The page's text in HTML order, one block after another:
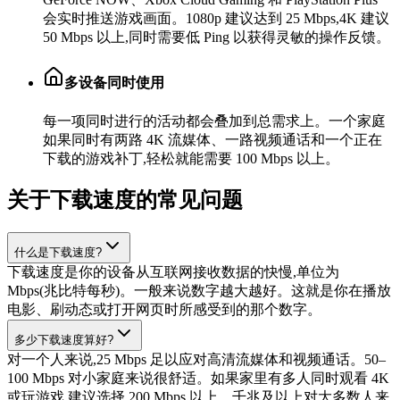
会实时推送游戏画面。1080p 建议达到 25 Mbps,4K 建议
50 Mbps 以上,同时需要低 Ping 以获得灵敏的操作反馈。
多设备同时使用
每一项同时进行的活动都会叠加到总需求上。一个家庭
如果同时有两路 4K 流媒体、一路视频通话和一个正在
下载的游戏补丁,轻松就能需要 100 Mbps 以上。
关于下载速度的常见问题
什么是下载速度?
下载速度是你的设备从互联网接收数据的快慢,单位为
Mbps(兆比特每秒)。一般来说数字越大越好。这就是你在播放
电影、刷动态或打开网页时所感受到的那个数字。
多少下载速度算好?
对一个人来说,25 Mbps 足以应对高清流媒体和视频通话。50–
100 Mbps 对小家庭来说很舒适。如果家里有多人同时观看 4K